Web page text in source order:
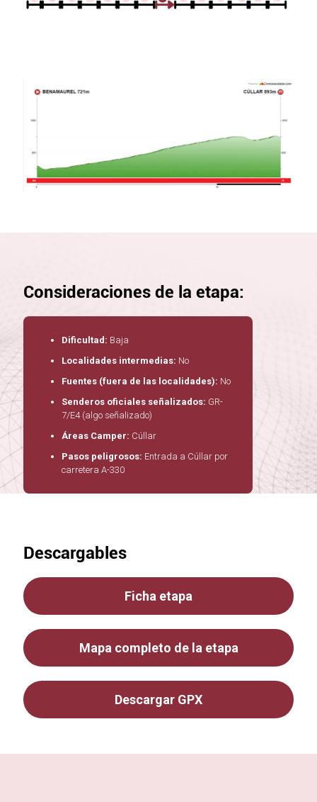
Consideraciones de la etapa:
Dificultad: Baja
Localidades intermedias: No
Fuentes (fuera de las localidades): No
Senderos oficiales señalizados: GR-
7/E4 (algo señalizado)
Áreas Camper: Cúllar
Pasos peligrosos: Entrada a Cúllar por
carretera A-330
Descargables
Ficha etapa
Mapa completo de la etapa
Descargar GPX